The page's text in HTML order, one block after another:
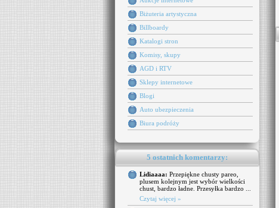
Biżuteria artystyczna
Billboardy
Katalogi stron
Komisy, skupy
AGD i RTV
Sklepy internetowe
Blogi
Auto ubezpieczenia
Biura podróży
5 ostatnich komentarzy:
Lidiaaaa: Przepiękne chusty pareo,
plusem kolejnym jest wybór wielkości
chust, bardzo ładne. Przesyłka bardzo ...
Czytaj więcej »